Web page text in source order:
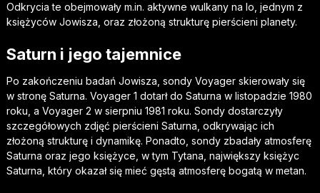
Odkrycia te obejmowały m.in. aktywne wulkany na Io, jednym z
księżyców Jowisza, oraz złożoną strukturę pierścieni planety.
Saturn i jego tajemnice
Po zakończeniu badań Jowisza, sondy Voyager skierowały się
w stronę Saturna. Voyager 1 dotarł do Saturna w listopadzie 1980
roku, a Voyager 2 w sierpniu 1981 roku. Sondy dostarczyły
szczegółowych zdjęć pierścieni Saturna, odkrywając ich
złożoną strukturę i dynamikę. Ponadto, sondy zbadały atmosferę
Saturna oraz jego księżyce, w tym Tytana, największy księżyc
Saturna, który okazał się mieć gęstą atmosferę bogatą w metan.